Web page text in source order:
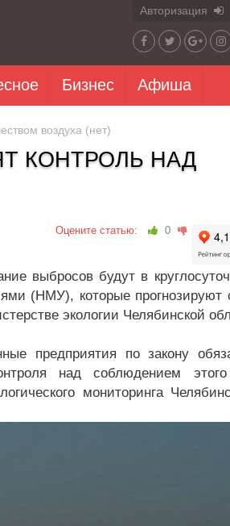
Авторизация
Бизнес Афиша
воздуха (нет)
КОНТРОЛЬ НАД
Оцените статью: 0
выбросов будут в
(НМУ), которые прогнозируют
экологии Челябинской
предприятия по закону
над соблюдением этого
мониторинга